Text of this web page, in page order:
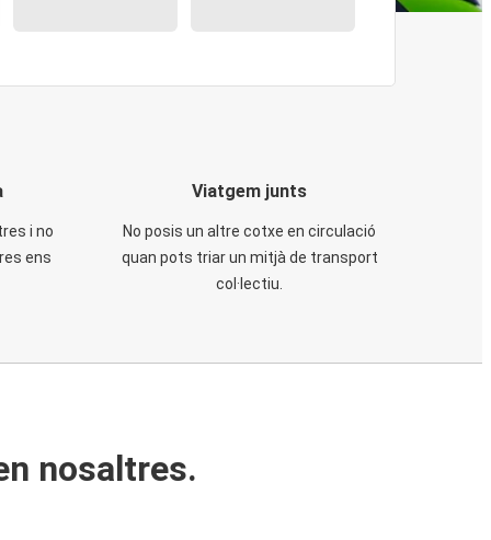
i no
ens
Viatgem junts
No posis un altre cotxe en circulació
quan pots triar un mitjà de transport
col·lectiu.
nosaltres.